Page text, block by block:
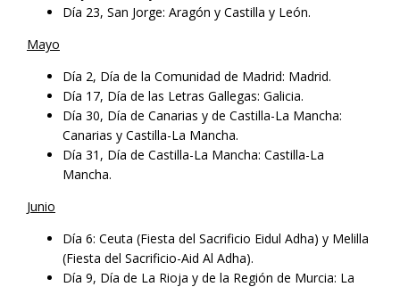
Día 23, San Jorge: Aragón y Castilla y León.
Mayo
Día 2, Día de la Comunidad de Madrid: Madrid.
Día 17, Día de las Letras Gallegas: Galicia.
Día 30, Día de Canarias y de Castilla-La Mancha:
Canarias y Castilla-La Mancha.
Día 31, Día de Castilla-La Mancha: Castilla-La
Mancha.
Junio
Día 6: Ceuta (Fiesta del Sacrificio Eidul Adha) y Melilla
(Fiesta del Sacrificio-Aid Al Adha).
Día 9, Día de La Rioja y de la Región de Murcia: La